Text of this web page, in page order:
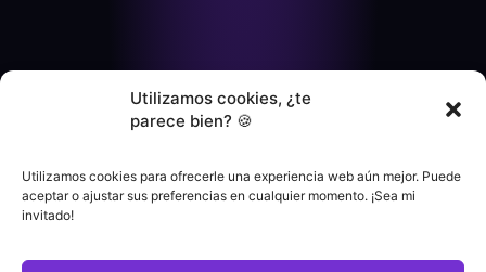
Utilizamos cookies, ¿te
parece bien? 🍪
Utilizamos cookies para ofrecerle una experiencia web aún mejor. Puede
aceptar o ajustar sus preferencias en cualquier momento. ¡Sea mi
invitado!